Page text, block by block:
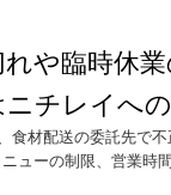
れや臨時休
チレイへ
食材配送の委託先で
ューの制限、営業時